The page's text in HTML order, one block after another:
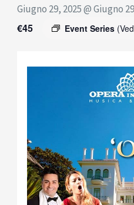
Giugno 29, 2025 @ Giugno
Event Series
€45